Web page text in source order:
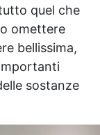
quel che
omettere
bellissima,
sostanze